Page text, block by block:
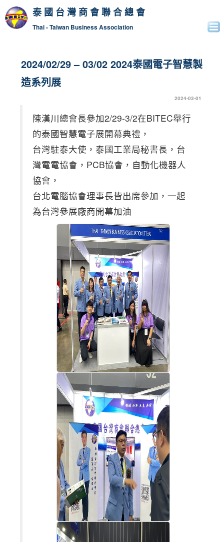
泰國台灣商會聯合總會
Thai - Taiwan Business Association
2024/02/29 – 03/02 2024泰國電子智慧製
造系列展
2024-03-01
陳漢川總會長參加2/29-3/2在BITEC舉行
的泰國智慧電子展開幕典禮，
台灣駐泰大使，泰國工業局秘書長，台
灣電電協會，PCB協會，自動化機器人
協會，
台北電腦協會理事長皆出席參加，一起
為台灣參展廠商開幕加油